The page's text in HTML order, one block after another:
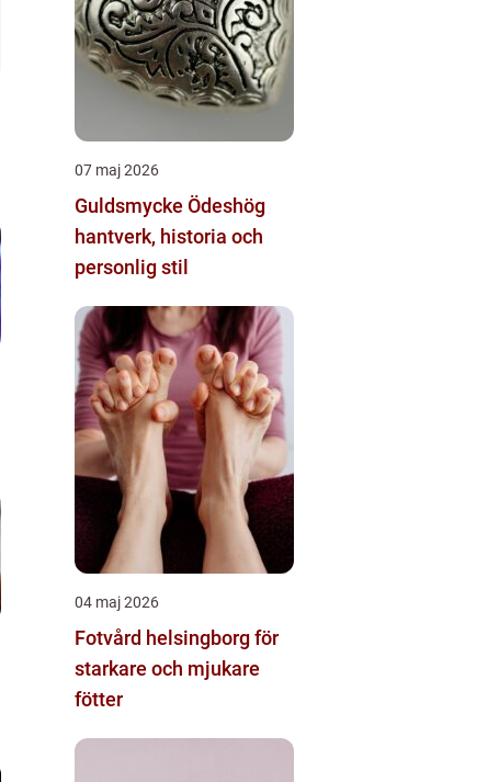
07 maj 2026
Guldsmycke Ödeshög
hantverk, historia och
personlig stil
04 maj 2026
Fotvård helsingborg för
starkare och mjukare
fötter